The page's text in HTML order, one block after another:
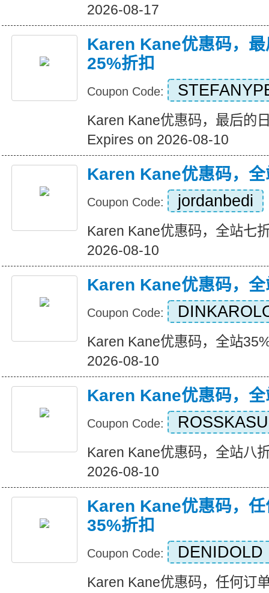
2026-08-17
Karen Kane优惠码，
25%折扣
Coupon Code:
Karen Kane优惠码，最后的
Expires on 2026-08-10
Karen Kane优惠码，
Coupon Code: jordanbedi
Karen Kane优惠码，全站七
2026-08-10
Karen Kane优惠码，
Coupon Code:
Karen Kane优惠码，全站
2026-08-10
Karen Kane优惠码，
Coupon Code: ROSSKASU
Karen Kane优惠码，全站八
2026-08-10
Karen Kane优惠码，
35%折扣
Coupon Code: DENIDOLD
Karen Kane优惠码，任何订